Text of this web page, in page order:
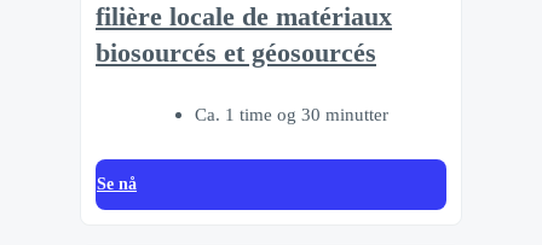
filière locale de matériaux
biosourcés et géosourcés
Ca. 1 time og 30 minutter
Se nå